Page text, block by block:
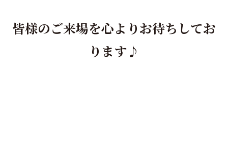
皆様のご来場を心よりお待ちしてお
ります♪